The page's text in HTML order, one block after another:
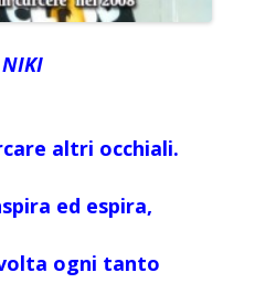
altri occhiali.
ed espira,
ogni tanto